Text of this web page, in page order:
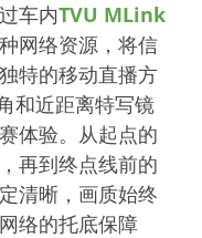
车内TVU MLink
网络资源，将信
特的移动直播方
和近距离特写镜
体验。从起点的
再到终点线前的
清晰，画质始终
络的托底保障